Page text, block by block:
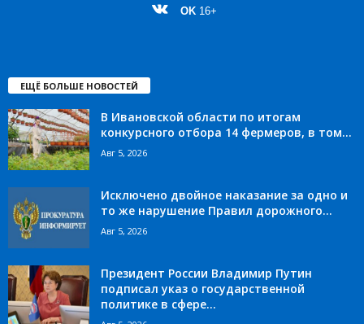
OK 16+
ЕЩЁ БОЛЬШЕ НОВОСТЕЙ
В Ивановской области по итогам
конкурсного отбора 14 фермеров, в том...
Авг 5, 2026
Исключено двойное наказание за одно и
то же нарушение Правил дорожного...
Авг 5, 2026
Президент России Владимир Путин
подписал указ о государственной
политике в сфере...